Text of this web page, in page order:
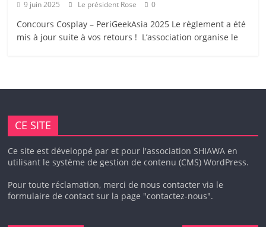
9 juin 2025 Le président Rose 0
Concours Cosplay – PeriGeekAsia 2025 Le règlement a été
mis à jour suite à vos retours ! L’association organise le
CE SITE
Ce site est développé par et pour l'association SHIAWA en
utilisant le système de gestion de contenu (CMS) WordPress.
Pour toute réclamation, merci de nous contacter via le
formulaire de contact sur la page "contactez-nous".